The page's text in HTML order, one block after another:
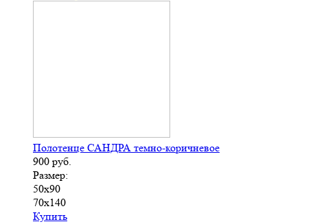
Полотенце САНДРА темно-коричневое
900 руб.
Размер:
50х90
70х140
Купить